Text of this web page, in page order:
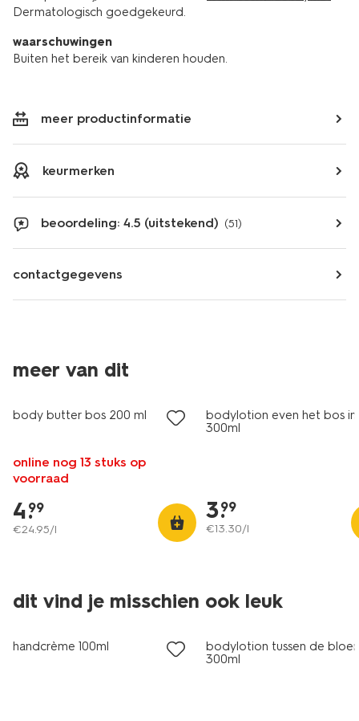
Dermatologisch goedgekeurd.
waarschuwingen
Buiten het bereik van kinderen houden.
meer productinformatie
keurmerken
beoordeling: 4.5 (uitstekend) (51)
contactgegevens
meer van dit
vegan
body butter bos 200 ml
online nog 13 stuks op
voorraad
4.
99
€24.95/l
bodylotion even het bos in
300ml
3.
99
€13.30/l
dit vind je misschien ook leuk
vegan
handcrème 100ml
bodylotion tussen de
300ml